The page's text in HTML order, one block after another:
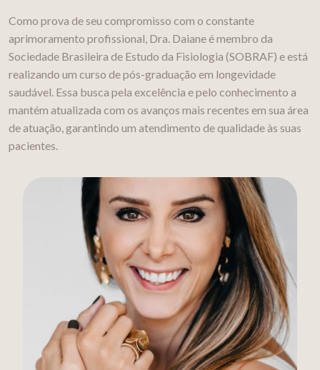
Como prova de seu compromisso com o constante
aprimoramento profissional, Dra. Daiane é membro da
Sociedade Brasileira de Estudo da Fisiologia (SOBRAF) e está
realizando um curso de pós-graduação em longevidade
saudável. Essa busca pela excelência e pelo conhecimento a
mantém atualizada com os avanços mais recentes em sua área
de atuação, garantindo um atendimento de qualidade às suas
pacientes.